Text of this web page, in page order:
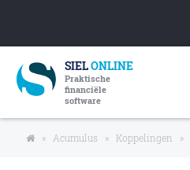
SIELONLINE
Praktische
financiële
software
» Acumulus » Koppelingen »